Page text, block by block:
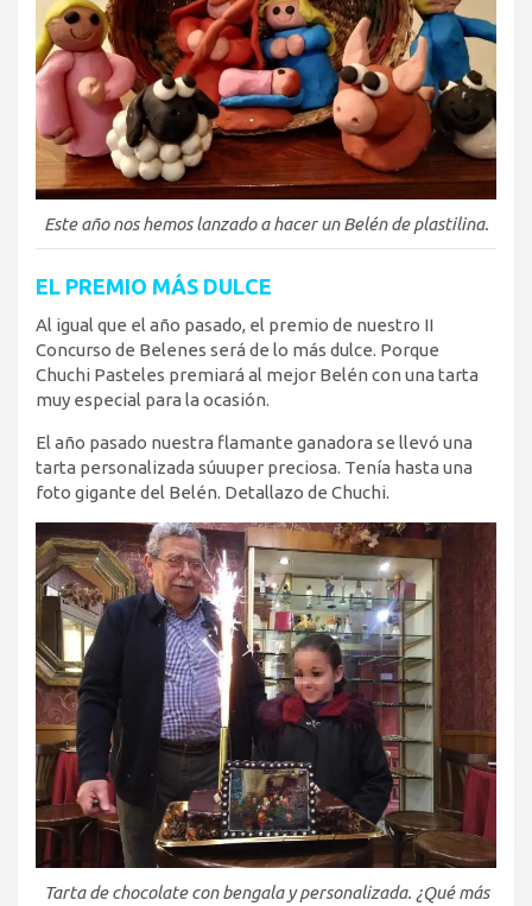
Este año nos hemos lanzado a hacer un Belén de plastilina.
EL PREMIO MÁS DULCE
Al igual que el año pasado, el premio de nuestro II
Concurso de Belenes será de lo más dulce. Porque
Chuchi Pasteles premiará al mejor Belén con una tarta
muy especial para la ocasión.
El año pasado nuestra flamante ganadora se llevó una
tarta personalizada súuuper preciosa. Tenía hasta una
foto gigante del Belén. Detallazo de Chuchi.
Tarta de chocolate con bengala y personalizada. ¿Qué más